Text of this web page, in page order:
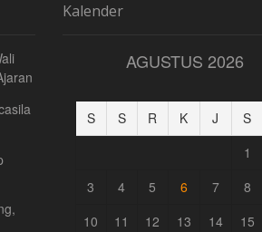
Kalender
AGUSTUS 2026
S S R K J S
1
3
4 5 6 7 8
10
11 12 13 14 15